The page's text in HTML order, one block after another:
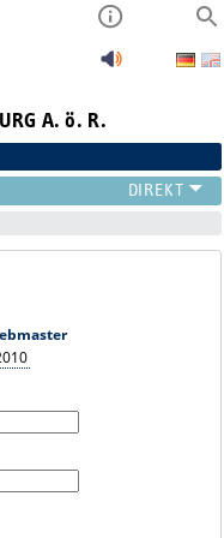
A. ö. R.